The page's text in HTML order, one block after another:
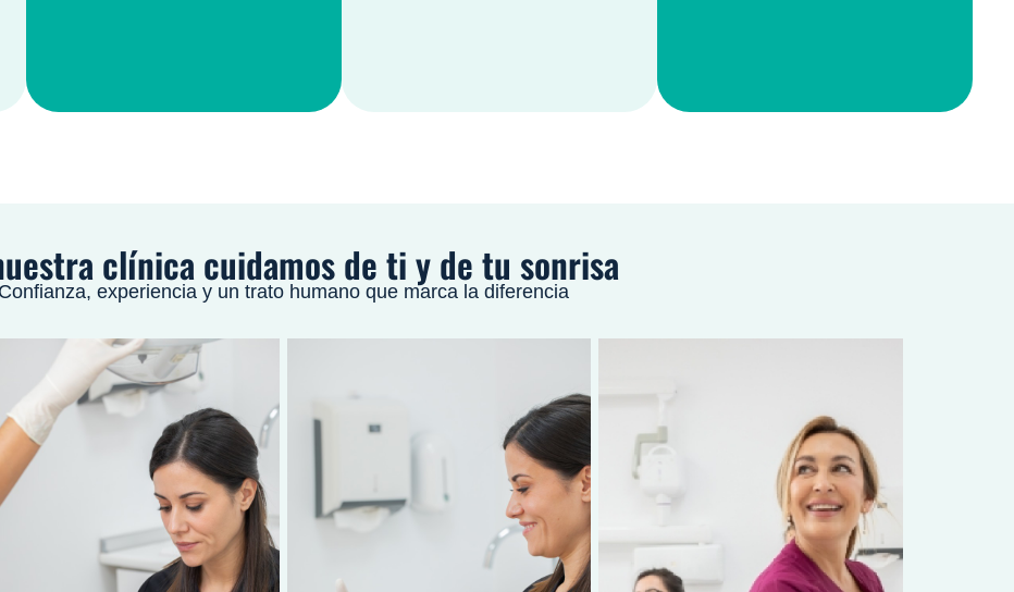
clínica cuidamos de ti y de tu sonrisa
Confianza, experiencia y un trato humano que marca la diferencia